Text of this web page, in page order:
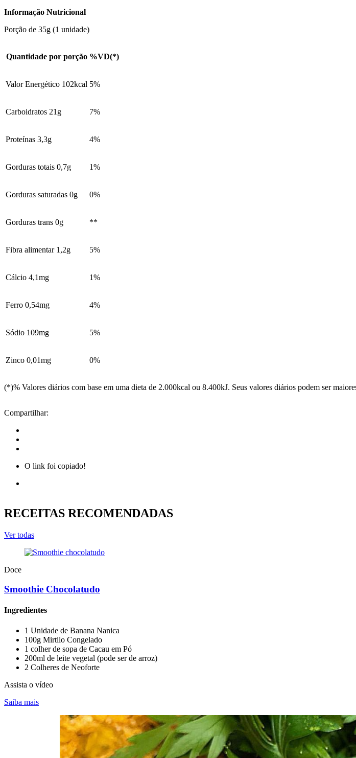
Informação Nutricional
Porção de 35g (1 unidade)
Quantidade por porção %VD(*)
Valor Energético 102kcal 5%
Carboidratos 21g 7%
Proteínas 3,3g 4%
Gorduras totais 0,7g 1%
Gorduras saturadas 0g 0%
Gorduras trans 0g **
Fibra alimentar 1,2g 5%
Cálcio 4,1mg 1%
Ferro 0,54mg 4%
Sódio 109mg 5%
Zinco 0,01mg 0%
(*)% Valores diários com base em uma dieta de 2.000kcal ou 8.400kJ. Seus valores diários podem ser
Compartilhar:
O link foi copiado!
RECEITAS RECOMENDADAS
Ver todas
Doce
Smoothie Chocolatudo
Ingredientes
1 Unidade de Banana Nanica
100g Mirtilo Congelado
1 colher de sopa de Cacau em Pó
200ml de leite vegetal (pode ser de arroz)
2 Colheres de Neoforte
Assista o vídeo
Saiba mais